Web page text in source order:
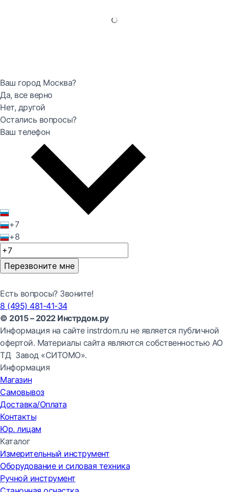
Ваш город Москва?
Да, все верно
Нет, другой
Остались вопросы?
Ваш телефон
+7
+8
Перезвоните мне
Есть вопросы? Звоните!
8 (495) 481-41-34
© 2015 – 2022 Инстрдом.ру
Информация на сайте instrdom.ru не является публичной
офертой. Материалы сайта являются собственностью АО
ТД Завод «СИТОМО».
Информация
Магазин
Самовывоз
Доставка/Оплата
Контакты
Юр. лицам
Каталог
Измерительный инструмент
Оборудование и силовая техника
Ручной инструмент